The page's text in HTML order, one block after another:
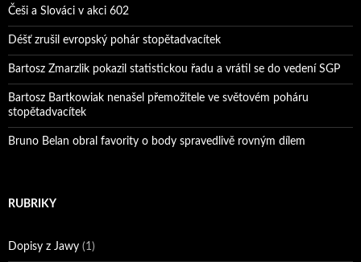
Češi a Slováci v akci 602
Déšť zrušil evropský pohár stopětadvacítek
Bartosz Zmarzlik pokazil statistickou řadu a vrátil se do vedení SGP
Bartosz Bartkowiak nenašel přemožitele ve světovém poháru
stopětadvacítek
Bruno Belan obral favority o body spravedlivě rovným dílem
RUBRIKY
Dopisy z Jawy (1)